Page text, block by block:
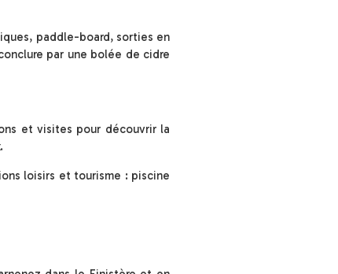
paddle-board, sorties en
par une bolée de cidre
et visites pour découvrir la
loisirs et tourisme : piscine